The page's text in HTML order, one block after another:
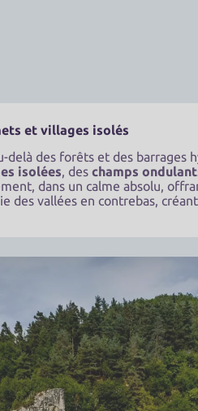
et villages isolés
delà des forêts et des
isolées, des champs
dans un calme absolu,
des vallées en contrebas,